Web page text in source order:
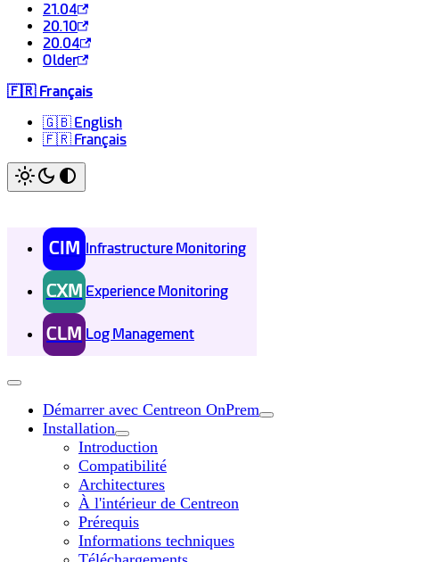
21.04
20.10
20.04
Older
🇫🇷 Français
🇬🇧 English
🇫🇷 Français
CIM Infrastructure Monitoring
CXM Experience Monitoring
CLM Log Management
Démarrer avec Centreon OnPrem
Installation
Introduction
Compatibilité
Architectures
À l'intérieur de Centreon
Prérequis
Informations techniques